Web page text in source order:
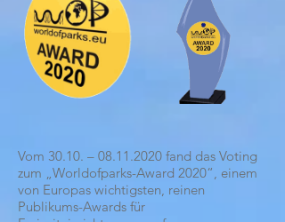
Vom 30.10. – 08.11.2020 fand das Voting
zum „Worldofparks-Award 2020“, einem
von Europas wichtigsten, reinen
Publikums-Awards für